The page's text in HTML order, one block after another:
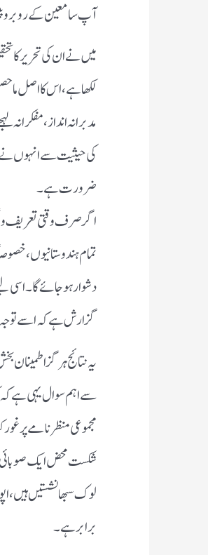
آپ سامعین کے روبرو
میں نے ان کی تحریر کا
لکھا ہے، اس کا اصل
مدبرانہ انداز،
کی حیثیت سے انہوں نے
ضرورت ہے۔
اگر صرف وقتی تعریف و
تمام ہندوستانیوں،
دشوار ہو جائے گا۔
گزارش ہے کہ اسے
مجموعی منظرنامے پر
شکست محض ایک صوبائی
لوک سبھا نشستیں ہیں،
برابر ہے۔